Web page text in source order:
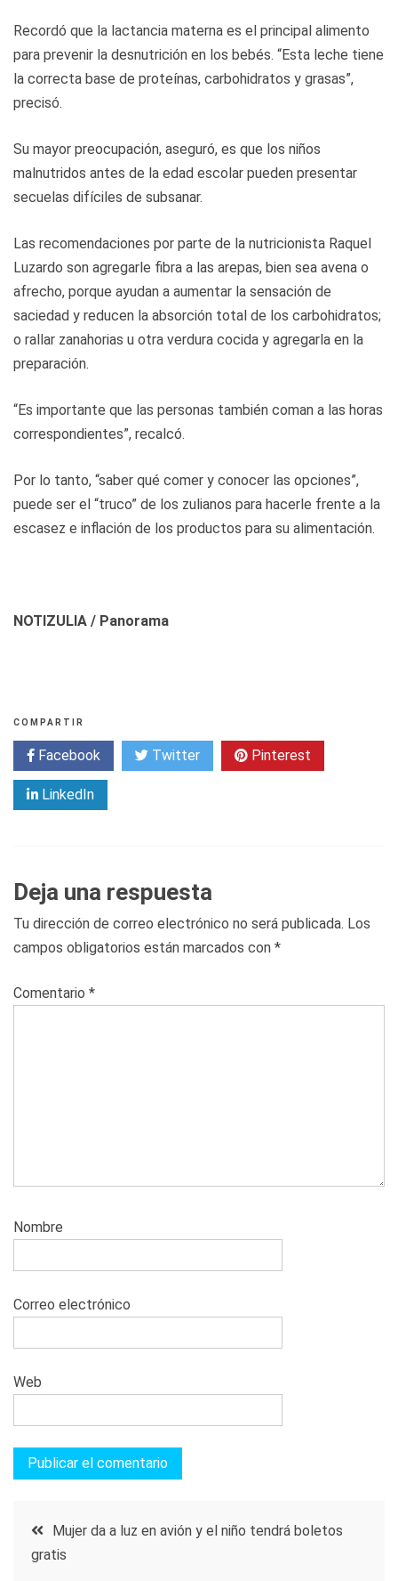
Recordó que la lactancia materna es el principal alimento
para prevenir la desnutrición en los bebés. “Esta leche tiene
la correcta base de proteínas, carbohidratos y grasas”,
precisó.
Su mayor preocupación, aseguró, es que los niños
malnutridos antes de la edad escolar pueden presentar
secuelas difíciles de subsanar.
Las recomendaciones por parte de la nutricionista Raquel
Luzardo son agregarle fibra a las arepas, bien sea avena o
afrecho, porque ayudan a aumentar la sensación de
saciedad y reducen la absorción total de los carbohidratos;
o rallar zanahorias u otra verdura cocida y agregarla en la
preparación.
“Es importante que las personas también coman a las horas
correspondientes”, recalcó.
Por lo tanto, “saber qué comer y conocer las opciones”,
puede ser el “truco” de los zulianos para hacerle frente a la
escasez e inflación de los productos para su alimentación.
NOTIZULIA / Panorama
COMPARTIR
Facebook Twitter Pinterest
LinkedIn
Deja una respuesta
Tu dirección de correo electrónico no será publicada. Los
campos obligatorios están marcados con *
Comentario *
Nombre
Correo electrónico
Web
Navegación
de
Mujer da a luz en avión y el niño tendrá boletos
gratis